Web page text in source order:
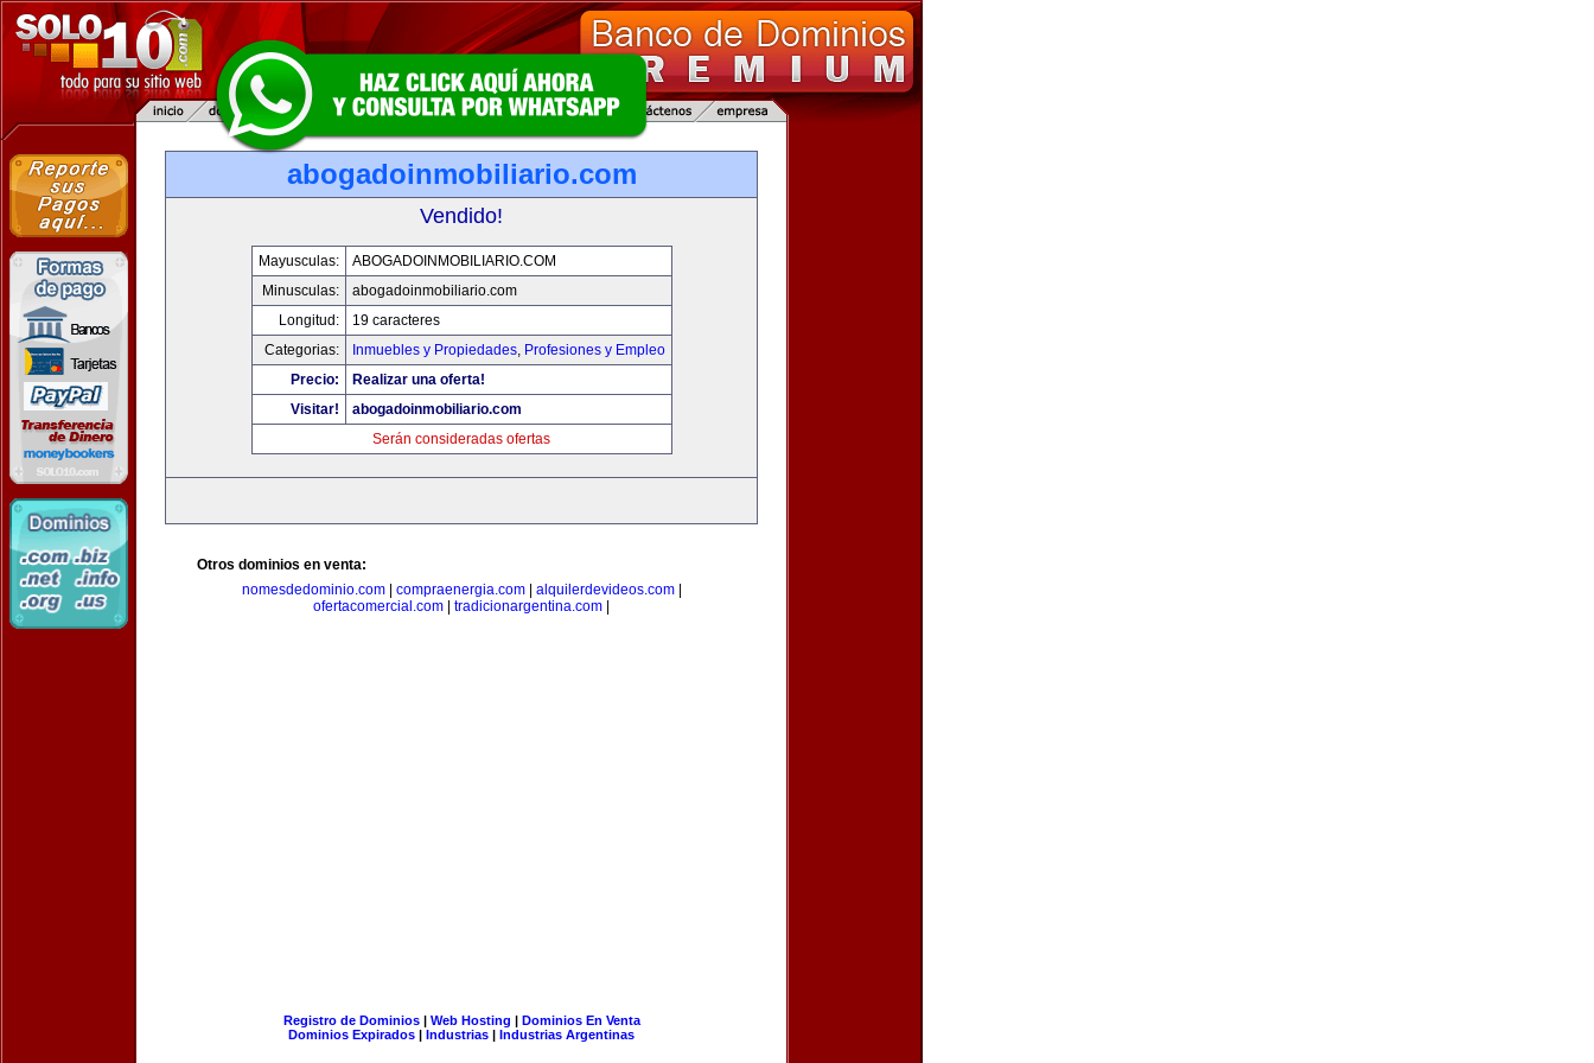
abogadoinmobiliario.com
Vendido!
Mayusculas:
ABOGADOINMOBILIARIO.COM
Minusculas:
abogadoinmobiliario.com
Longitud:
19 caracteres
Categorias:
Inmuebles y Propiedades, Profesiones y Empleo
Precio:
Realizar una oferta!
Visitar!
abogadoinmobiliario.com
Serán consideradas ofertas
Otros dominios en venta:
nomesdedominio.com| compraenergia.com| alquilerdevideos.com|
ofertacomercial.com
tradicionargentina.com
Registro de Dominios| Web Hosting | Dominios En Venta
Dominios Expirados | Industrias | Industrias Argentinas